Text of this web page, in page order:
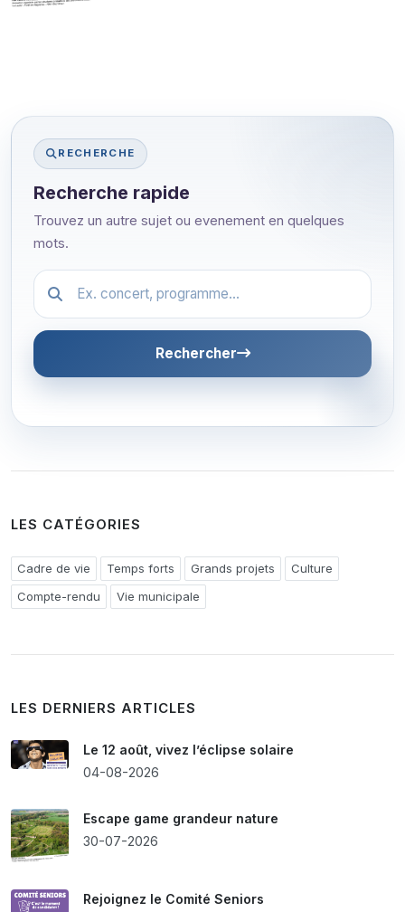
RECHERCHE
Recherche rapide
Trouvez un autre sujet ou evenement en quelques
mots.
Festival.article.hiddenLabel
Rechercher
LES CATÉGORIES
Cadre de vie Temps forts Grands projets
Culture
Compte-rendu
Vie municipale
LES DERNIERS ARTICLES
Le 12 août, vivez l’éclipse solaire
04-08-2026
Escape game grandeur nature
30-07-2026
Rejoignez le Comité Seniors